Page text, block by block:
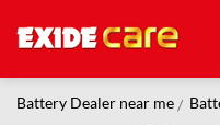
Battery Dealer near me